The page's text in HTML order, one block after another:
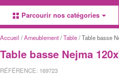
Parcourir nos catégories
Accueil /Ameublement/Table/ Table basse
Table basse Nejma
RÉFÉRENCE: 169723